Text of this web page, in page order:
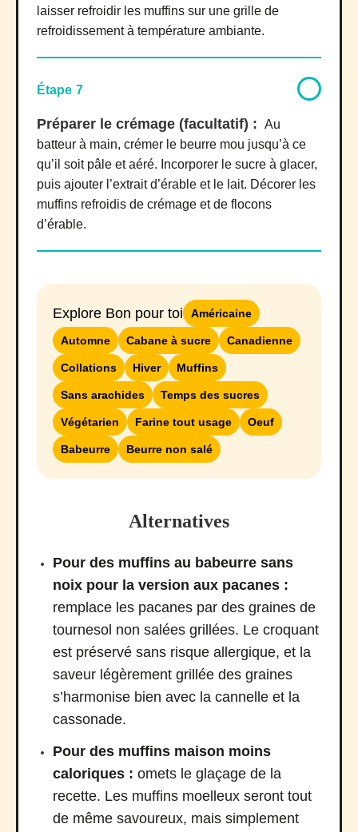
laisser refroidir les muffins sur une grille de
refroidissement à température ambiante.
Étape 7
Préparer le crémage (facultatif) : Au
batteur à main, crémer le beurre mou jusqu’à ce
qu’il soit pâle et aéré. Incorporer le sucre à glacer,
puis ajouter l’extrait d’érable et le lait. Décorer les
muffins refroidis de crémage et de flocons
d’érable.
Explore Bon pour toi Américaine
Automne Cabane à sucre Canadienne
Collations Hiver Muffins
Sans arachides Temps des sucres
Végétarien Farine tout usage Oeuf
Babeurre Beurre non salé
Alternatives
Pour des muffins au babeurre sans
noix pour la version aux pacanes :
remplace les pacanes par des graines de
tournesol non salées grillées. Le croquant
est préservé sans risque allergique, et la
saveur légèrement grillée des graines
s’harmonise bien avec la cannelle et la
cassonade.
Pour des muffins maison moins
caloriques : omets le glaçage de la
recette. Les muffins moelleux seront tout
de même savoureux, mais simplement